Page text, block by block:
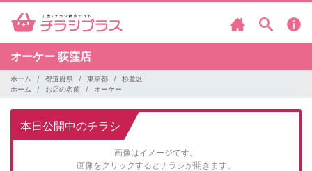
オーケー 荻窪店
ホーム 都道府県 東京都
杉並区
ホーム
お店の名前 オーケー
本日公開中のチラシ
画像はイメージです。
画像をクリックするとチラシが開きます。